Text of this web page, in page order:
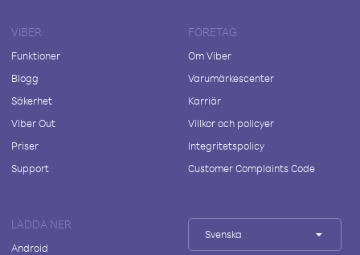
VIBER
Funktioner
Blogg
Säkerhet
Viber Out
Priser
Support
FÖRETAG
Om Viber
Varumärkescenter
Karriär
Villkor och policyer
Integritetspolicy
Customer Complaints Code
LADDA NER
Android
Svenska